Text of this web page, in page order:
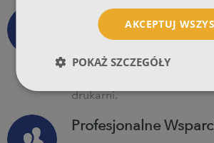
Dobra Cena
Oferujemy jedne z
rynku drukarni
rozbudowany program
drukarni.
Profesjonalne
AKCEPTUJ
POKAŻ SZCZEGÓŁY